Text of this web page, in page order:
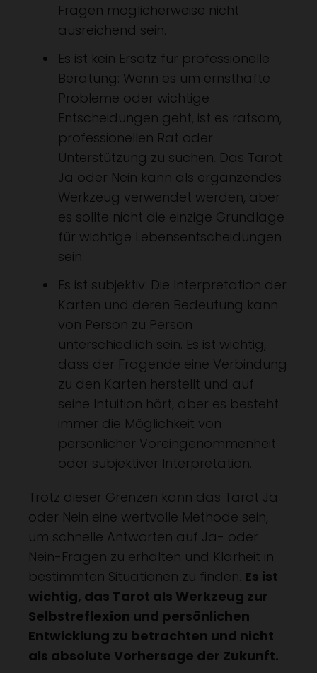
Fragen möglicherweise nicht
ausreichend sein.
Es ist kein Ersatz für professionelle
Beratung: Wenn es um ernsthafte
Probleme oder wichtige
Entscheidungen geht, ist es ratsam,
professionellen Rat oder
Unterstützung zu suchen. Das Tarot
Ja oder Nein kann als ergänzendes
Werkzeug verwendet werden, aber
es sollte nicht die einzige Grundlage
für wichtige Lebensentscheidungen
sein.
Es ist subjektiv: Die Interpretation der
Karten und deren Bedeutung kann
von Person zu Person
unterschiedlich sein. Es ist wichtig,
dass der Fragende eine Verbindung
zu den Karten herstellt und auf
seine Intuition hört, aber es besteht
immer die Möglichkeit von
persönlicher Voreingenommenheit
oder subjektiver Interpretation.
Trotz dieser Grenzen kann das Tarot Ja
oder Nein eine wertvolle Methode sein,
um schnelle Antworten auf Ja- oder
Nein-Fragen zu erhalten und Klarheit in
bestimmten Situationen zu finden. Es ist
wichtig, das Tarot als Werkzeug zur
Selbstreflexion und persönlichen
Entwicklung zu betrachten und nicht
als absolute Vorhersage der Zukunft.